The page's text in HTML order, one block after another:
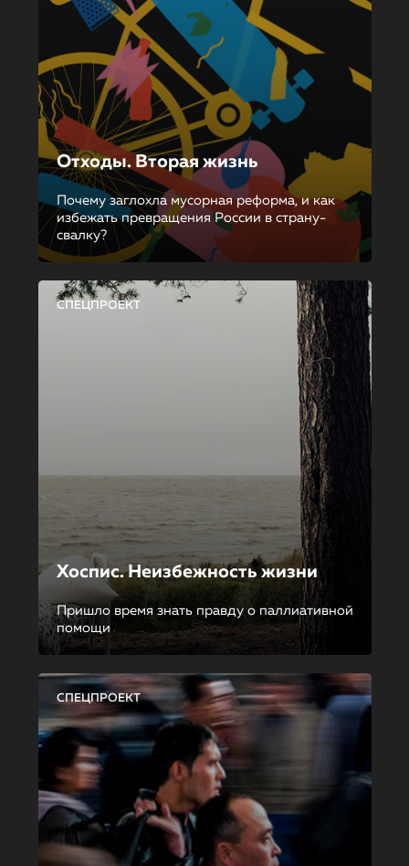
Отходы. Вторая жизнь
Почему заглохла мусорная реформа, и как
избежать превращения России в страну-
свалку?
СПЕЦПРОЕКТ
Хоспис. Неизбежность жизни
Пришло время знать правду о паллиативной
помощи
СПЕЦПРОЕКТ